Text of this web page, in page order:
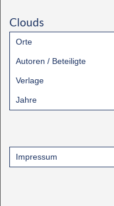
Clouds
Orte
Autoren / Beteiligte
Verlage
Jahre
Impressum